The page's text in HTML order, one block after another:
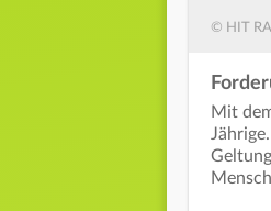
© HIT
Mit